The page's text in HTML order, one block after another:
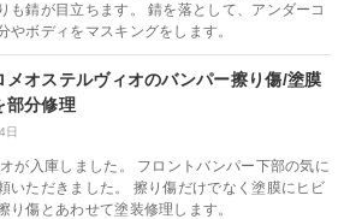
も錆が目立ちます。 錆を落として、アンダーコ
やボディをマスキングをします。
メオステルヴィオのバンパー擦り傷/塗膜
部分修理
日
が入庫しました。 フロントバンパー下部の気に
いただきました。 擦り傷だけでなく塗膜にヒビ
り傷とあわせて塗装修理します。